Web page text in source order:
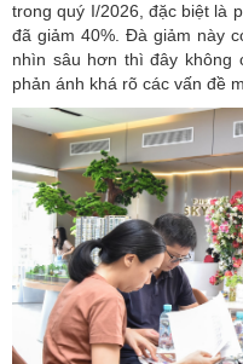
trong quý I/2026, đặc biệt là
đã giảm 40%. Đà giảm này
nhìn sâu hơn thì đây không
phản ánh khá rõ các vấn đề